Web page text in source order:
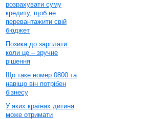
розрахувати суму
кредиту, щоб не
перевантажити свій
бюджет
Позика до зарплати:
коли це – зручне
рішення
Що таке номер 0800 та
навіщо він потрібен
бізнесу
У яких країнах дитина
може отримати